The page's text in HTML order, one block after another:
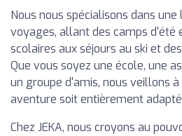
Nous nous spécialisons dans
voyages, allant des camps d'été
scolaires aux séjours au ski et
Que vous soyez une école, une
un groupe d'amis, nous veillons
aventure soit entièrement
Chez JEKA, nous croyons au